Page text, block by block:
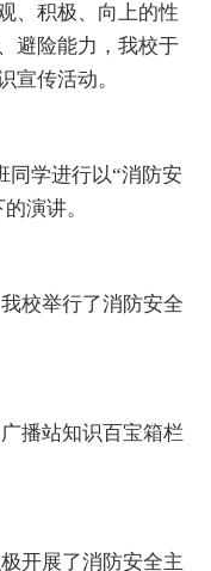
、积极、向上的性
避险能力，我校于
宣传活动。
同学进行以“消防安
演讲。
校举行了消防安全
播站知识百宝箱栏
开展了消防安全主